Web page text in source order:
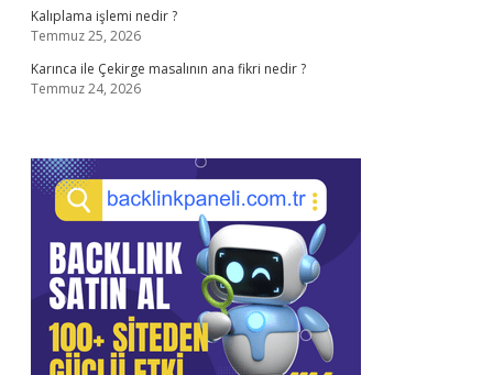
Kalıplama işlemi nedir ?
Temmuz 25, 2026
Karınca ile Çekirge masalının ana fikri nedir ?
Temmuz 24, 2026